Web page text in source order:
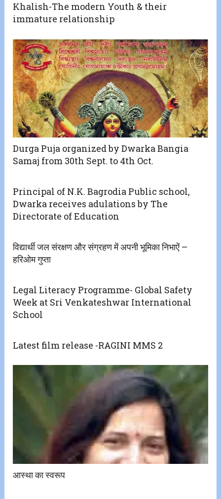
Khalish-The modern Youth & their
immature relationship
Durga Puja organized by Dwarka Bangia
Samaj from 30th Sept. to 4th Oct.
Principal of N.K. Bagrodia Public school,
Dwarka receives adulations by The
Directorate of Education
विद्यार्थी जल संरक्षण और संग्रहण में अपनी भूमिका निभाऐं –
हरिओम गुप्ता
Legal Literacy Programme- Global Safety
Week at Sri Venkateshwar International
School
Latest film release -RAGINI MMS 2
आस्था का स्वरूप